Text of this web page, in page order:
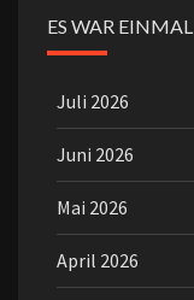
ES WAR EINMAL
Juli 2026
Juni 2026
Mai 2026
April 2026